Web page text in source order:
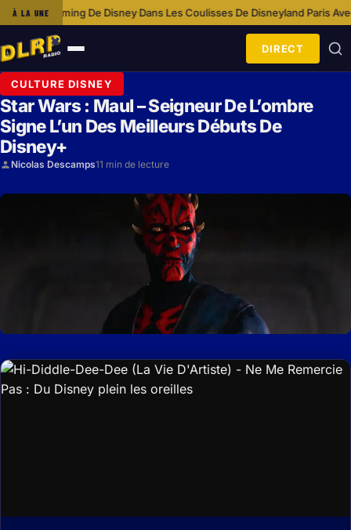
À LA UNE
·Dans Les Coulisses De Disneyland Paris Avec L’équipe
Ouvrir
le
menu
DIRECT
CULTURE DISNEY
Star Wars : Maul – Seigneur De L’ombre
Signe L’un Des Meilleurs Débuts De
Disney+
Nicolas Descamps11 min de lecture